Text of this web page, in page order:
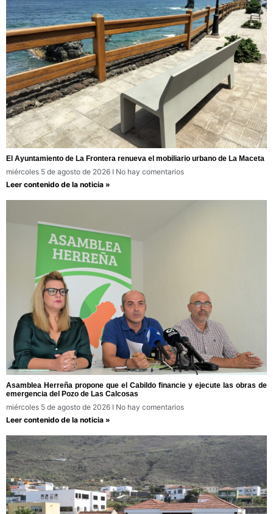
El Ayuntamiento de La Frontera renueva el mobiliario urbano de La Maceta
miércoles 5 de agosto de 2026
No hay comentarios
Leer contenido de la noticia »
Asamblea Herreña propone que el Cabildo financie y ejecute las obras de
emergencia del Pozo de Las Calcosas
miércoles 5 de agosto de 2026
No hay comentarios
Leer contenido de la noticia »